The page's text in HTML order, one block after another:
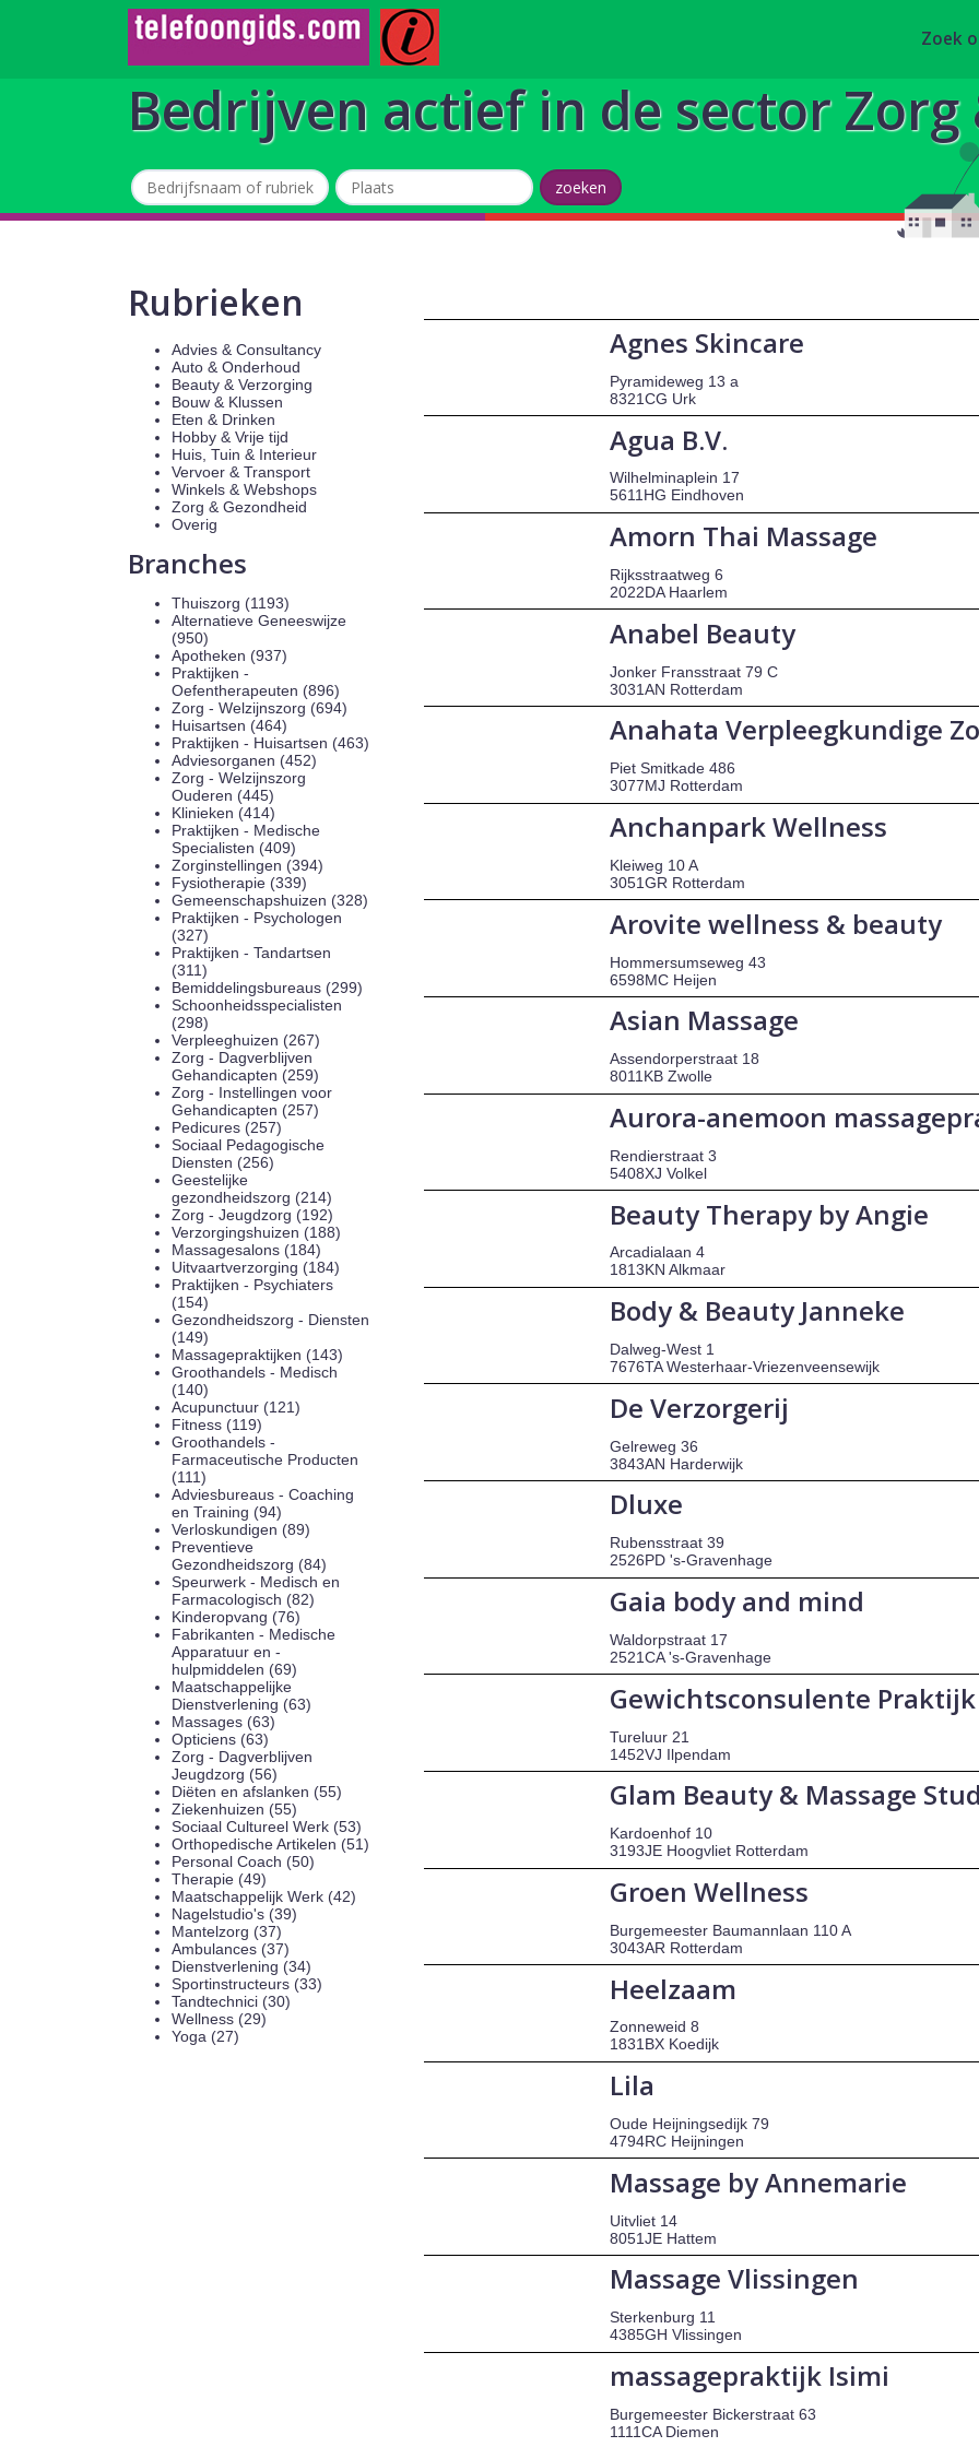
Zoek
Bedrijven actief in de sector Zorg
Rubrieken
Advies & Consultancy
Auto & Onderhoud
Beauty & Verzorging
Bouw & Klussen
Eten & Drinken
Hobby & Vrije tijd
Huis, Tuin & Interieur
Vervoer & Transport
Winkels & Webshops
Zorg & Gezondheid
Overig
Branches
Thuiszorg (1193)
Alternatieve Geneeswijze
(950)
Apotheken (937)
Praktijken -
Oefentherapeuten (896)
Zorg - Welzijnszorg (694)
Huisartsen (464)
Praktijken - Huisartsen (463)
Adviesorganen (452)
Zorg - Welzijnszorg
Ouderen (445)
Klinieken (414)
Praktijken - Medische
Specialisten (409)
Zorginstellingen (394)
Fysiotherapie (339)
Gemeenschapshuizen (328)
Praktijken - Psychologen
(327)
Praktijken - Tandartsen
(311)
Bemiddelingsbureaus (299)
Schoonheidsspecialisten
(298)
Verpleeghuizen (267)
Zorg - Dagverblijven
Gehandicapten (259)
Zorg - Instellingen voor
Gehandicapten (257)
Pedicures (257)
Sociaal Pedagogische
Diensten (256)
Geestelijke
gezondheidszorg (214)
Zorg - Jeugdzorg (192)
Verzorgingshuizen (188)
Massagesalons (184)
Uitvaartverzorging (184)
Praktijken - Psychiaters
(154)
Gezondheidszorg - Diensten
(149)
Massagepraktijken (143)
Groothandels - Medisch
(140)
Acupunctuur (121)
Fitness (119)
Groothandels -
Farmaceutische Producten
(111)
Adviesbureaus - Coaching
en Training (94)
Verloskundigen (89)
Preventieve
Gezondheidszorg (84)
Speurwerk - Medisch en
Farmacologisch (82)
Kinderopvang (76)
Fabrikanten - Medische
Apparatuur en -
hulpmiddelen (69)
Maatschappelijke
Dienstverlening (63)
Massages (63)
Opticiens (63)
Zorg - Dagverblijven
Jeugdzorg (56)
Diëten en afslanken (55)
Ziekenhuizen (55)
Sociaal Cultureel Werk (53)
Orthopedische Artikelen (51)
Personal Coach (50)
Therapie (49)
Maatschappelijk Werk (42)
Nagelstudio's (39)
Mantelzorg (37)
Ambulances (37)
Dienstverlening (34)
Sportinstructeurs (33)
Tandtechnici (30)
Wellness (29)
Yoga (27)
Agnes Skincare
Pyramideweg 13 a
8321CG Urk
Agua B.V.
Wilhelminaplein 17
5611HG Eindhoven
Amorn Thai Massage
Rijksstraatweg 6
2022DA Haarlem
Anabel Beauty
Jonker Fransstraat 79 C
3031AN Rotterdam
Anahata Verpleegkundige
Piet Smitkade 486
3077MJ Rotterdam
Anchanpark Wellness
Kleiweg 10 A
3051GR Rotterdam
Arovite wellness & beauty
Hommersumseweg 43
6598MC Heijen
Asian Massage
Assendorperstraat 18
8011KB Zwolle
Aurora-anemoon
Rendierstraat 3
5408XJ Volkel
Beauty Therapy by Angie
Arcadialaan 4
1813KN Alkmaar
Body & Beauty Janneke
Dalweg-West 1
7676TA Westerhaar-Vriezenveensewijk
De Verzorgerij
Gelreweg 36
3843AN Harderwijk
Dluxe
Rubensstraat 39
2526PD 's-Gravenhage
Gaia body and mind
Waldorpstraat 17
2521CA 's-Gravenhage
Gewichtsconsulente
Tureluur 21
1452VJ Ilpendam
Glam Beauty & Massage
Kardoenhof 10
3193JE Hoogvliet Rotterdam
Groen Wellness
Burgemeester Baumannlaan 110 A
3043AR Rotterdam
Heelzaam
Zonneweid 8
1831BX Koedijk
Lila
Oude Heijningsedijk 79
4794RC Heijningen
Massage by Annemarie
Uitvliet 14
8051JE Hattem
Massage Vlissingen
Sterkenburg 11
4385GH Vlissingen
massagepraktijk Isimi
Burgemeester Bickerstraat 63
1111CA Diemen